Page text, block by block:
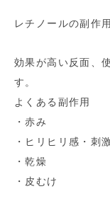
レチノールの副作用
効果が高い反面、
す。
よくある副作用
・赤み
・ヒリヒリ感・刺
・乾燥
・皮むけ